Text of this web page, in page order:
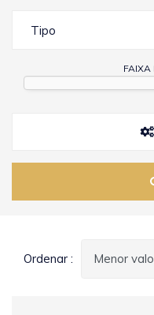
Tipo
FAIXA
Ordenar :